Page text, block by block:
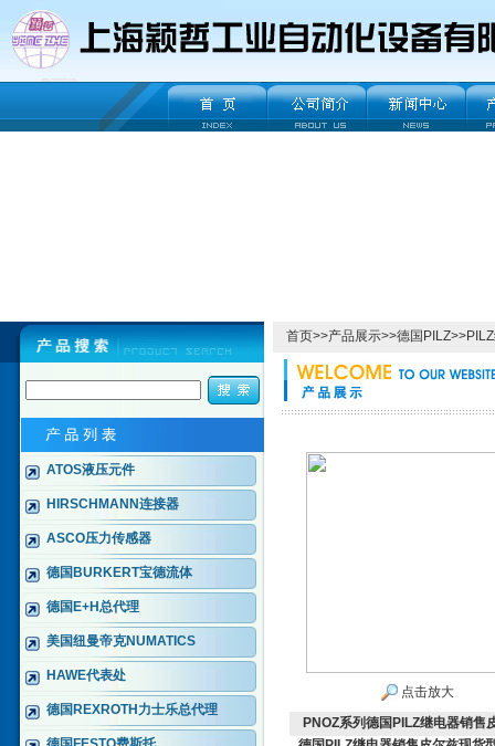
ATOS液压元件
HIRSCHMANN连接器
ASCO压力传感器
德国BURKERT宝德流体
德国E+H总代理
美国纽曼帝克NUMATICS
HAWE代表处
德国REXROTH力士乐总代理
首页>>产品展示>>德国PILZ>>
点击放大
PNOZ系列德国PILZ继电器销售